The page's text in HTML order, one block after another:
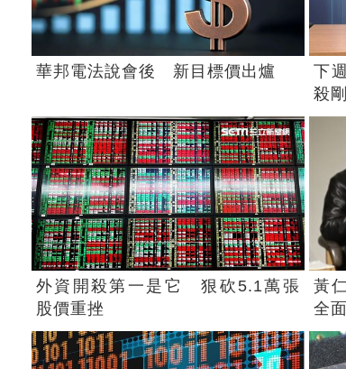
華邦電法說會後 新目標價出爐
下
殺
外資開殺第一是它 狠砍5.1萬張
股價重挫
黃
全